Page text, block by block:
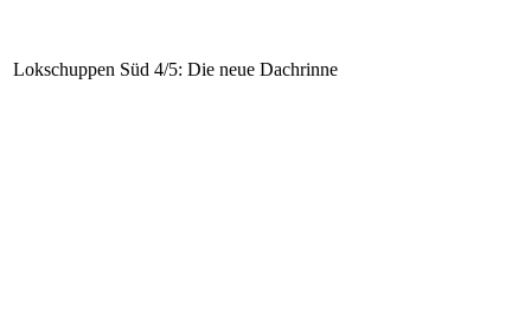
Lokschuppen Süd 4/5: Die neue Dachrinne